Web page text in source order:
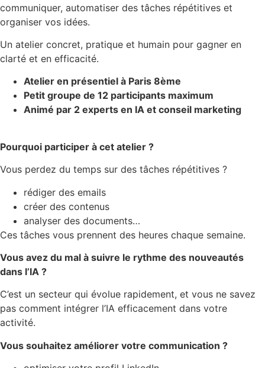
communiquer, automatiser des tâches répétitives et
organiser vos idées.
Un atelier concret, pratique et humain pour gagner en
clarté et en efficacité.
Atelier en présentiel à Paris 8ème
Petit groupe de 12 participants maximum
Animé par 2 experts en IA et conseil marketing
Pourquoi participer à cet atelier ?
Vous perdez du temps sur des tâches répétitives ?
rédiger des emails
créer des contenus
analyser des documents…
Ces tâches vous prennent des heures chaque semaine.
Vous avez du mal à suivre le rythme des nouveautés
dans l’IA ?
C’est un secteur qui évolue rapidement, et vous ne savez
pas comment intégrer l’IA efficacement dans votre
activité.
Vous souhaitez améliorer votre communication ?